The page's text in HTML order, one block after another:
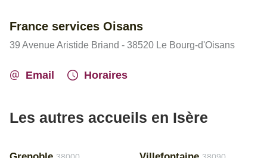
France services Oisans
39 Avenue Aristide Briand - 38520 Le Bourg-d'Oisans
Email Horaires
Les autres accueils en Isère